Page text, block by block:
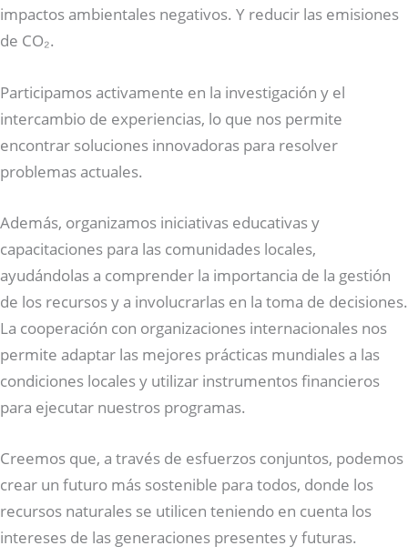
impactos ambientales negativos. Y reducir las emisiones
de CO₂.
Participamos activamente en la investigación y el
intercambio de experiencias, lo que nos permite
encontrar soluciones innovadoras para resolver
problemas actuales.
Además, organizamos iniciativas educativas y
capacitaciones para las comunidades locales,
ayudándolas a comprender la importancia de la gestión
de los recursos y a involucrarlas en la toma de decisiones.
La cooperación con organizaciones internacionales nos
permite adaptar las mejores prácticas mundiales a las
condiciones locales y utilizar instrumentos financieros
para ejecutar nuestros programas.
Creemos que, a través de esfuerzos conjuntos, podemos
crear un futuro más sostenible para todos, donde los
recursos naturales se utilicen teniendo en cuenta los
intereses de las generaciones presentes y futuras.